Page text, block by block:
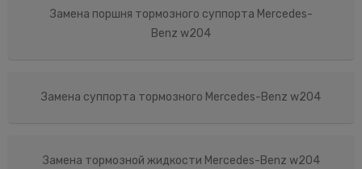
Замена поршня тормозного суппорта Mercedes-
Benz w204
Замена суппорта тормозного Mercedes-Benz w204
Замена тормозной жидкости Mercedes-Benz w204